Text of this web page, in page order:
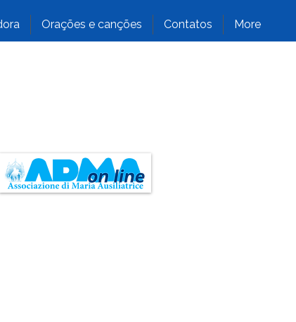
Orações e canções Contatos More